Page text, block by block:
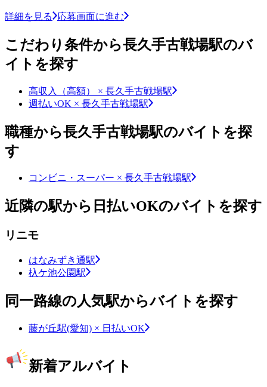
詳細を見る 応募画面に進む
こだわり条件から長久手古戦場駅のバ
イトを探す
高収入（高額） × 長久手古戦場駅
週払いOK × 長久手古戦場駅
職種から長久手古戦場駅のバイトを探
す
コンビニ・スーパー × 長久手古戦場駅
近隣の駅から日払いOKのバイトを探す
リニモ
はなみずき通駅
杁ケ池公園駅
同一路線の人気駅からバイトを探す
藤が丘駅(愛知) × 日払いOK
新着アルバイト